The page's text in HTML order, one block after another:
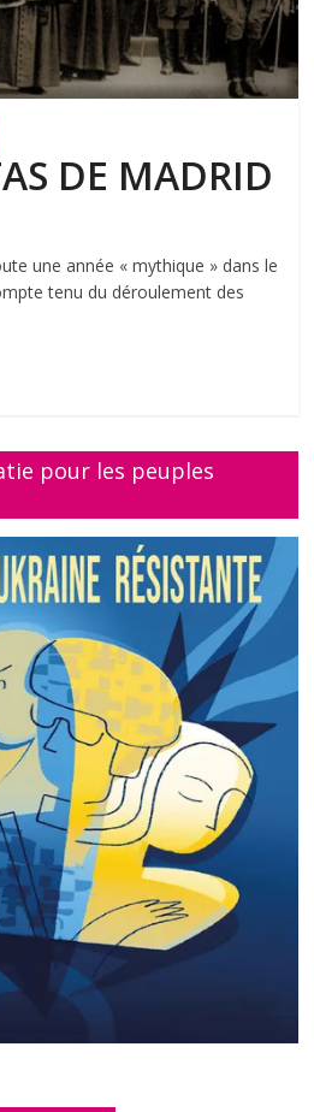
DE MADRID
une année « mythique » dans le
tenu du déroulement des
pour les peuples